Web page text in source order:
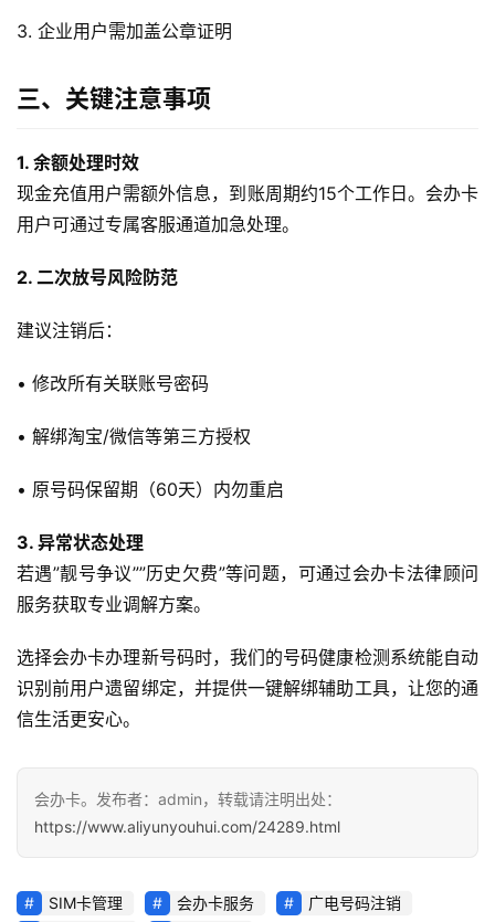
随
i
i
快
多
面
3. 企业用户需加盖公章证明
三、关键注意事项
1. 余额处理时效
现金充值用户需额外信息，到账周期约15个工作日。会办卡
用户可通过专属客服通道加急处理。
2. 二次放号风险防范
建议注销后：
• 修改所有关联账号密码
• 解绑淘宝/微信等第三方授权
• 原号码保留期（60天）内勿重启
3. 异常状态处理
若遇”靓号争议””历史欠费”等问题，可通过会办卡法律顾问
服务获取专业调解方案。
选择会办卡办理新号码时，我们的号码健康检测系统能自动
识别前用户遗留绑定，并提供一键解绑辅助工具，让您的通
信生活更安心。
会办卡。发布者：admin，转载请注明出处：
https://www.aliyunyouhui.com/24289.html
SIM卡管理 会办卡服务
广电号码注销